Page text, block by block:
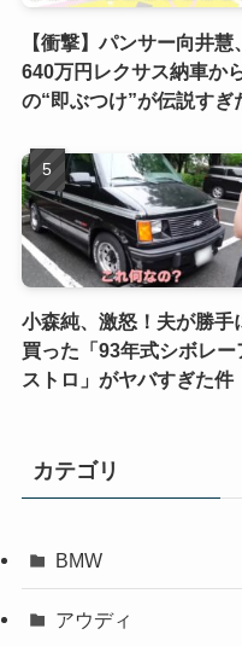
【衝撃】パンサー向井慧、
640万円レクサス納車か
の“即ぶつけ”が伝説すぎ
小森純、激怒！夫が勝手
買った「93年式シボレー
ストロ」がヤバすぎた件
カテゴリ
BMW
アウディ